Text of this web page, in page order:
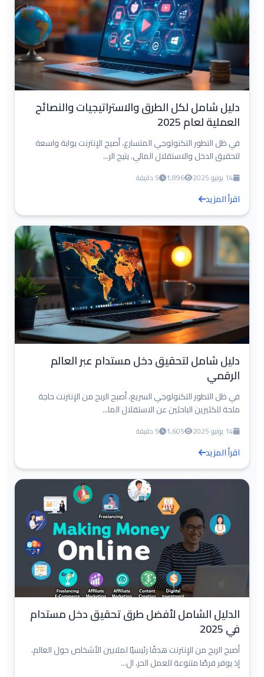
دليل شامل لكل الطرق والاستراتيجيات والنصائح
العملية لعام 2025
في ظل التطور التكنولوجي المتسارع، أصبح الإنترنت بوابة واسعة
لتحقيق الدخل والاستقلال المالي. يتيح الر...
14 يونيو 2025 1,896 5 دقيقة
اقرأ المزيد
دليل شامل لتحقيق دخل مستدام عبر العالم
الرقمي
في ظل التطور التكنولوجي السريع، أصبح الربح من الإنترنت حاجة
ملحة للكثيرين الباحثين عن الاستقلال الما...
14 يونيو 2025 1,605 5 دقيقة
اقرأ المزيد
الدليل الشامل لأفضل طرق تحقيق دخل مستدام
في 2025
أصبح الربح من الإنترنت هدفًا رئيسيًا لملايين الأشخاص حول العالم،
إذ يوفر فرصًا متنوعة للعمل الحر، ال...